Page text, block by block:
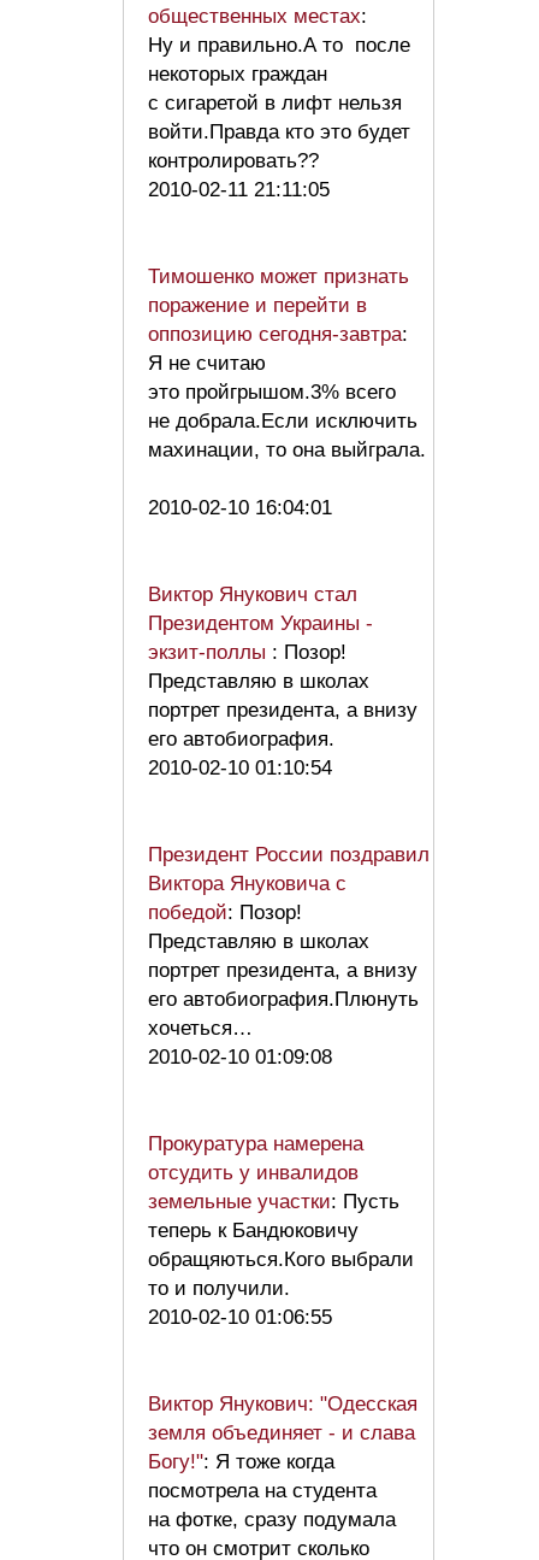
общественных местах:
Ну и правильно.А то после
некоторых граждан
с сигаретой в лифт нельзя
войти.Правда кто это будет
контролировать??
2010-02-11 21:11:05
Тимошенко может признать
поражение и перейти в
оппозицию сегодня-завтра:
Я не считаю
это пройгрышом.3% всего
не добрала.Если исключить
махинации, то она выйграла.
2010-02-10 16:04:01
Виктор Янукович стал
Президентом Украины -
экзит-поллы : Позор!
Представляю в школах
портрет президента, а внизу
его автобиография.
2010-02-10 01:10:54
Президент России поздравил
Виктора Януковича с
победой: Позор!
Представляю в школах
портрет президента, а внизу
его автобиография.Плюнуть
хочеться…
2010-02-10 01:09:08
Прокуратура намерена
отсудить у инвалидов
земельные участки: Пусть
теперь к Бандюковичу
обращяються.Кого выбрали
то и получили.
2010-02-10 01:06:55
Виктор Янукович: "Одесская
земля объединяет - и слава
Богу!": Я тоже когда
посмотрела на студента
на фотке, сразу подумала
что он смотрит сколько